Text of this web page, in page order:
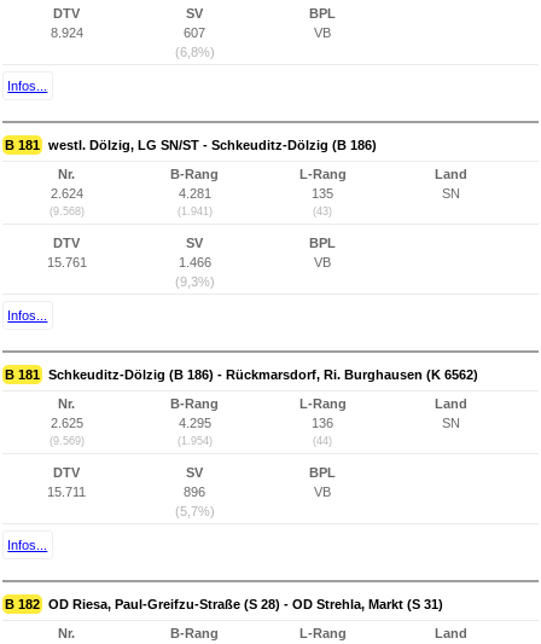
DTV
8.924
SV
607
(6,8%)
BPL
VB
Infos...
B 181 westl. Dölzig, LG SN/ST - Schkeuditz-Dölzig (B 186)
Nr.
2.624
(9.568)
B-Rang
4.281
(1.941)
L-Rang
135
(43)
Land
SN
DTV
15.761
SV
1.466
(9,3%)
BPL
VB
Infos...
B 181 Schkeuditz-Dölzig (B 186) - Rückmarsdorf, Ri. Burghausen (K 6562)
Nr.
2.625
(9.569)
B-Rang
4.295
(1.954)
L-Rang
136
(44)
Land
SN
DTV
15.711
SV
896
(5,7%)
BPL
VB
Infos...
B 182 OD Riesa, Paul-Greifzu-Straße (S 28) - OD Strehla, Markt (S 31)
Nr.
B-Rang
L-Rang
Land